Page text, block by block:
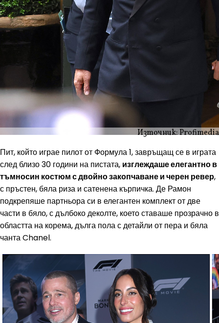
Източник: Profimedia
Пит, който играе пилот от Формула 1, завръщащ се в играта
след близо 30 години на пистата, изглеждаше елегантно в
тъмносин костюм с двойно закопчаване и черен ревер,
с пръстен, бяла риза и сатенена кърпичка. Де Рамон
подкрепяше партньора си в елегантен комплект от две
части в бяло, с дълбоко деколте, което ставаше прозрачно в
областта на корема, дълга пола с детайли от пера и бяла
чанта Chanel.